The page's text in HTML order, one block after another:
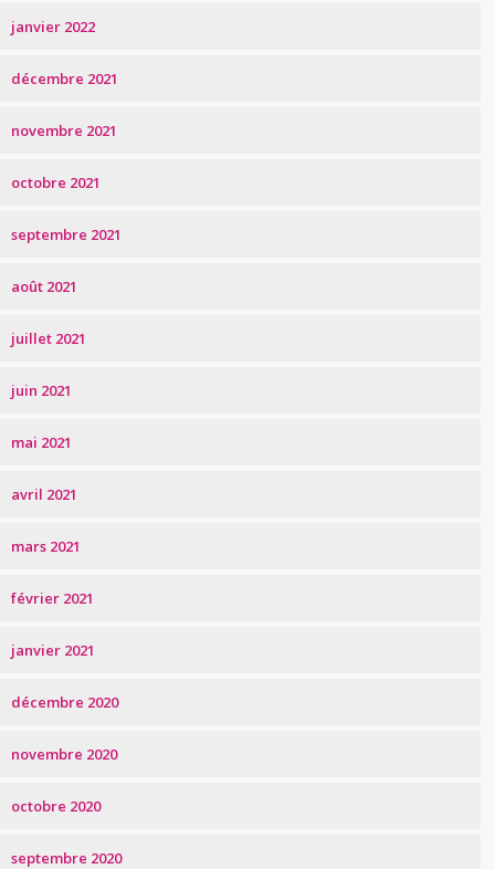
janvier 2022
décembre 2021
novembre 2021
octobre 2021
septembre 2021
août 2021
juillet 2021
juin 2021
mai 2021
avril 2021
mars 2021
février 2021
janvier 2021
décembre 2020
novembre 2020
octobre 2020
septembre 2020